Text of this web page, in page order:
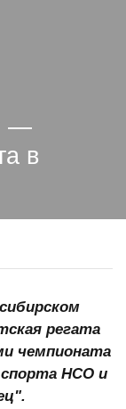
—
в
регата
чемпионата
спорта НСО и